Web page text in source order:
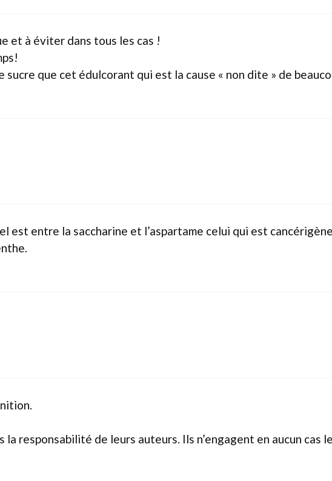
et à éviter dans tous les cas !
que cet édulcorant qui est la cause « non dite » de
est entre la saccharine et l’aspartame celui qui est
la responsabilité de leurs auteurs. Ils n’engagent en aucun cas